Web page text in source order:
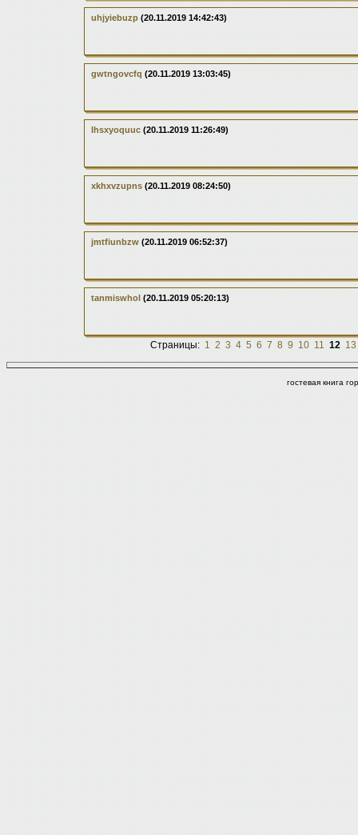
uhjyiebuzp (20.11.2019 14:42:43)
gwtngovcfq (20.11.2019 13:03:45)
lhsxyoquuc (20.11.2019 11:26:49)
xkhxvzupns (20.11.2019 08:24:50)
jmtfiunbzw (20.11.2019 06:52:37)
tanmiswhol (20.11.2019 05:20:13)
Страницы: 1 2 3 4 5 6 7 8 9 10 11 12 13
гостевая книга